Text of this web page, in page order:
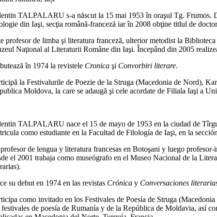
TALPALARU s-a născut la 15 mai 1953 în oraşul Tg. Frumos.
din Iaşi, secţia română-franceză iar în 2008 obţine titlul de
profesor de limba şi literatura franceză, ulterior metodist la
Naţional al Literaturii Române din Iaşi. Începând din 2005
în 1974 la revistele Cronica şi Convorbiri literare.
la Festivalurile de Poezie de la Struga (Macedonia de Nord),
Moldova, la care se adaugă şi cele acordate de Filiala Iaşi a
TALPALARU nace el 15 de mayo de 1953 en la ciudad de
como estudiante en la Facultad de Filología de Iaşi, en la
de lengua y literatura francesas en Botoşani y luego
el 2001 trabaja como museógrafo en el Museo Nacional de la
su debut en 1974 en las revistas Crónica y Conversaciones
como invitado en los Festivales de Poesía de Struga
festivales de poesía de Rumanía y de la República de Moldavia, así